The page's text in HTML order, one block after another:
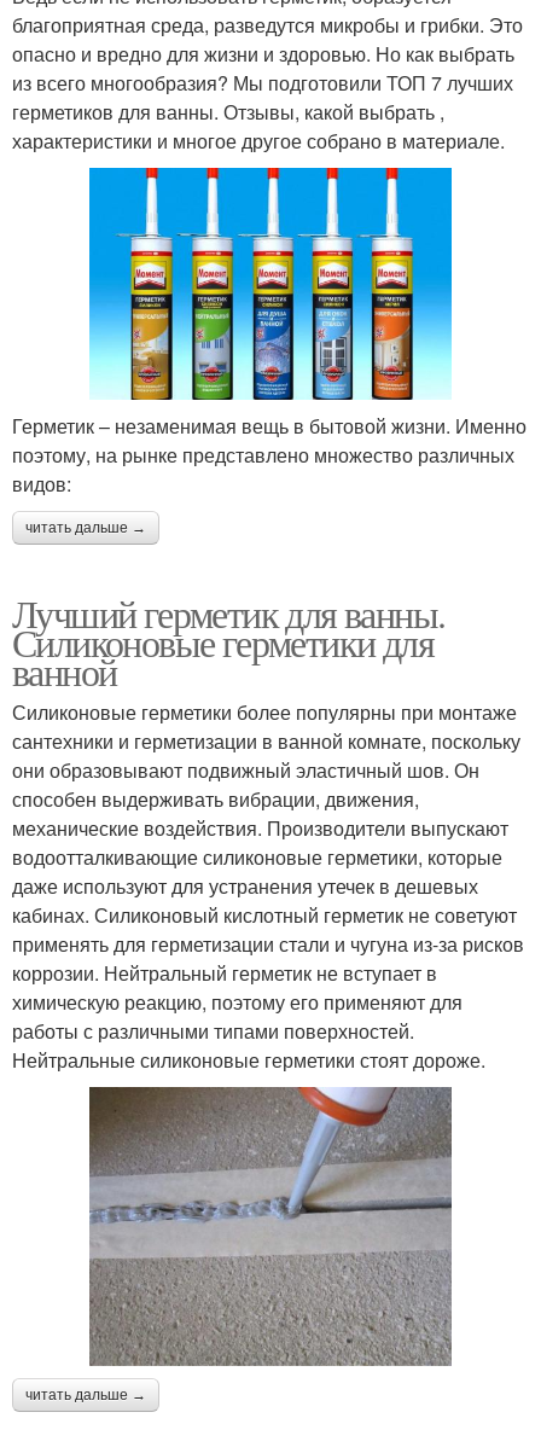
благоприятная среда, разведутся микробы и грибки. Это
опасно и вредно для жизни и здоровью. Но как выбрать
из всего многообразия? Мы подготовили ТОП 7 лучших
герметиков для ванны. Отзывы, какой выбрать ,
характеристики и многое другое собрано в материале.
Герметик – незаменимая вещь в бытовой жизни. Именно
поэтому, на рынке представлено множество различных
видов:
читать дальше →
Лучший герметик для ванны.
Силиконовые герметики для
ванной
Силиконовые герметики более популярны при монтаже
сантехники и герметизации в ванной комнате, поскольку
они образовывают подвижный эластичный шов. Он
способен выдерживать вибрации, движения,
механические воздействия. Производители выпускают
водоотталкивающие силиконовые герметики, которые
даже используют для устранения утечек в дешевых
кабинах. Силиконовый кислотный герметик не советуют
применять для герметизации стали и чугуна из-за рисков
коррозии. Нейтральный герметик не вступает в
химическую реакцию, поэтому его применяют для
работы с различными типами поверхностей.
Нейтральные силиконовые герметики стоят дороже.
читать дальше →